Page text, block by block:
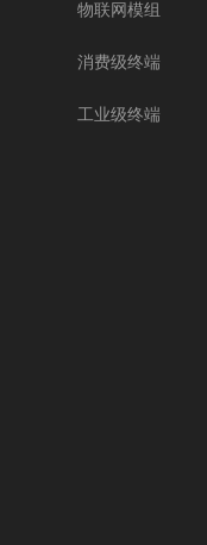
物联网模组
消费级终端
工业级终端